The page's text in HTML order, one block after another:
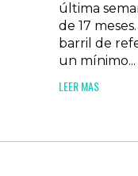
última
de 17
barril de
un mínimo...
LEER MAS